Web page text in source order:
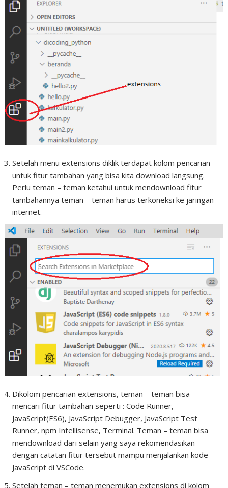
Setelah menu extensions diklik terdapat kolom pencarian
untuk fitur tambahan yang bisa kita download langsung.
Perlu teman – teman ketahui untuk mendownload fitur
tambahannya teman – teman harus terkoneksi ke jaringan
internet.
Dikolom pencarian extensions, teman – teman bisa
mencari fitur tambahan seperti : Code Runner,
JavaScript(ES6), JavaScript Debugger, JavaScript Test
Runner, npm Intellisense, Terminal. Teman – teman bisa
mendownload dari selain yang saya rekomendasikan
dengan catatan fitur tersebut mampu menjalankan kode
JavaScript di VSCode.
Setelah teman – teman menemukan extensions di kolom